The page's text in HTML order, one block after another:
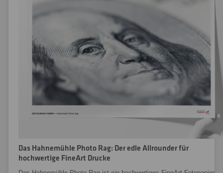
Das Hahnemühle Photo Rag: Der edle Allrounder für
hochwertige FineArt Drucke